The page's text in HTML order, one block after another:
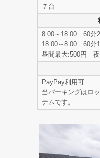
７台
8:00～18:00 60分
18:00～8:00 60分
昼間最大:500円 夜
PayPay利用可
当パーキングはロ
テムです。